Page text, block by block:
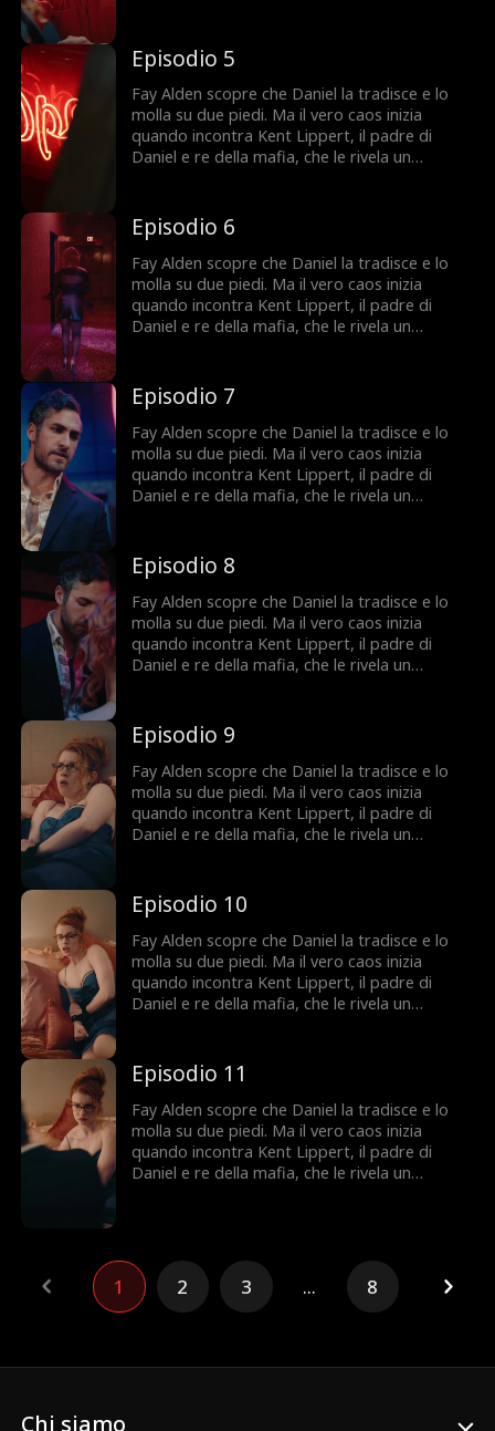
matrimonio con Daniel. Peccato che tra lei e
Kent scoppi un'attrazione proibita. Tra mafia,
inganni e desideri pericolosi, Fay finisce al
centro di una guerra dove fidarsi di qualcuno
può costarle tutto.
Episodio 5
Fay Alden scopre che Daniel la tradisce e lo
molla su due piedi. Ma il vero caos inizia
quando incontra Kent Lippert, il padre di
Daniel e re della mafia, che le rivela un
matrimonio con Daniel. Peccato che tra lei e
Kent scoppi un'attrazione proibita. Tra mafia,
inganni e desideri pericolosi, Fay finisce al
centro di una guerra dove fidarsi di qualcuno
può costarle tutto.
Episodio 6
Fay Alden scopre che Daniel la tradisce e lo
molla su due piedi. Ma il vero caos inizia
quando incontra Kent Lippert, il padre di
Daniel e re della mafia, che le rivela un
matrimonio con Daniel. Peccato che tra lei e
Kent scoppi un'attrazione proibita. Tra mafia,
inganni e desideri pericolosi, Fay finisce al
centro di una guerra dove fidarsi di qualcuno
può costarle tutto.
Episodio 7
Fay Alden scopre che Daniel la tradisce e lo
molla su due piedi. Ma il vero caos inizia
quando incontra Kent Lippert, il padre di
Daniel e re della mafia, che le rivela un
matrimonio con Daniel. Peccato che tra lei e
Kent scoppi un'attrazione proibita. Tra mafia,
inganni e desideri pericolosi, Fay finisce al
centro di una guerra dove fidarsi di qualcuno
può costarle tutto.
Episodio 8
Fay Alden scopre che Daniel la tradisce e lo
molla su due piedi. Ma il vero caos inizia
quando incontra Kent Lippert, il padre di
Daniel e re della mafia, che le rivela un
matrimonio con Daniel. Peccato che tra lei e
Kent scoppi un'attrazione proibita. Tra mafia,
inganni e desideri pericolosi, Fay finisce al
centro di una guerra dove fidarsi di qualcuno
può costarle tutto.
Episodio 9
Fay Alden scopre che Daniel la tradisce e lo
molla su due piedi. Ma il vero caos inizia
quando incontra Kent Lippert, il padre di
Daniel e re della mafia, che le rivela un
matrimonio con Daniel. Peccato che tra lei e
Kent scoppi un'attrazione proibita. Tra mafia,
inganni e desideri pericolosi, Fay finisce al
centro di una guerra dove fidarsi di qualcuno
può costarle tutto.
Episodio 10
Fay Alden scopre che Daniel la tradisce e lo
molla su due piedi. Ma il vero caos inizia
quando incontra Kent Lippert, il padre di
Daniel e re della mafia, che le rivela un
matrimonio con Daniel. Peccato che tra lei e
Kent scoppi un'attrazione proibita. Tra mafia,
inganni e desideri pericolosi, Fay finisce al
centro di una guerra dove fidarsi di qualcuno
può costarle tutto.
Episodio 11
Fay Alden scopre che Daniel la tradisce e lo
molla su due piedi. Ma il vero caos inizia
quando incontra Kent Lippert, il padre di
Daniel e re della mafia, che le rivela un
Kent scoppi un'attrazione proibita. Tra mafia,
inganni e desideri pericolosi, Fay finisce al
centro di una guerra dove fidarsi di qualcuno
può costarle tutto.
1 2 3 ... 8
Chi siamo